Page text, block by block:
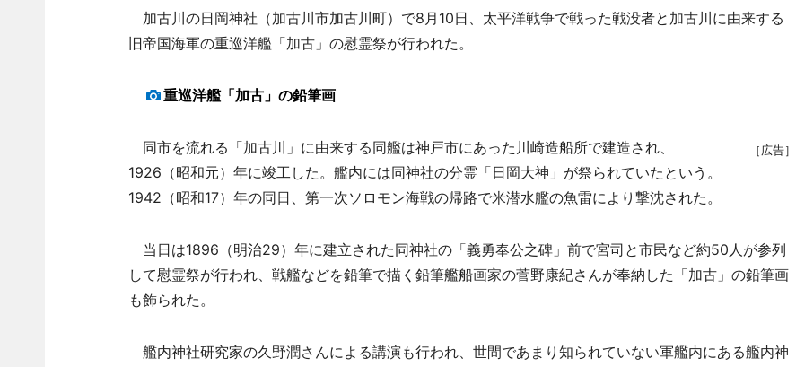
加古川の日岡神社（加古川市加古川町）で8月10日、太平洋戦争で戦った戦没者と加古川に由来する
旧帝国海軍の重巡洋艦「加古」の慰霊祭が行われた。
重巡洋艦「加古」の鉛筆画
［広告］
同市を流れる「加古川」に由来する同艦は神戸市にあった川崎造船所で建造され、
1926（昭和元）年に竣工した。艦内には同神社の分霊「日岡大神」が祭られていたという。
1942（昭和17）年の同日、第一次ソロモン海戦の帰路で米潜水艦の魚雷により撃沈された。
当日は1896（明治29）年に建立された同神社の「義勇奉公之碑」前で宮司と市民など約50人が参列
して慰霊祭が行われ、戦艦などを鉛筆で描く鉛筆艦船画家の菅野康紀さんが奉納した「加古」の鉛筆画
も飾られた。
艦内神社研究家の久野潤さんによる講演も行われ、世間であまり知られていない軍艦内にある艦内神